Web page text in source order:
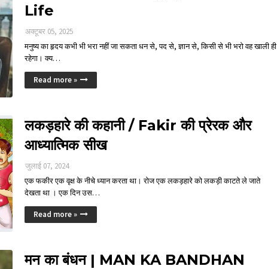
Life
अक्टूबर 05, 2025
मनुष्य का हृदय कभी भी भरा नहीं जा सकता धन से, पद से, ज्ञान से, किसी से भी भरो वह खाली ही
रहेगा। क्य…
Read more »
लकड़हारे की कहानी / Fakir की प्रेरक और
आध्यात्मिक सीख
जुलाई 07, 2024
एक फकीर एक वृक्ष के नीचे ध्यान करता था। रोज एक लकड़हारे को लकड़ी काटते ले जाते
देखता था । एक दिन उस…
Read more »
मन का बंधन | MAN KA BANDHAN